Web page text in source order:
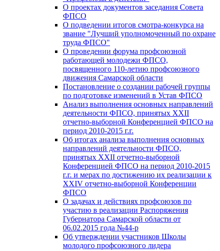
О проектах документов заседания Совета
ФПСО
О подведении итогов смотра-конкурса на
звание "Лучший уполномоченный по охране
труда ФПСО"
О проведении форума профсоюзной
работающей молодежи ФПСО,
посвященного 110-летию профсоюзного
движения Самарской области
Постановление о создании рабочей группы
по подготовке изменений в Устав ФПСО
Анализ выполнения основных направлений
деятельности ФПСО, принятых XXII
отчетно-выборной Конференцией ФПСО на
период 2010-2015 г.г.
Об итогах анализа выполнения основных
направлений деятельности ФПСО,
принятых XXII отчетно-выборной
Конференцией ФПСО на период 2010-2015
г.г. и мерах по достижению их реализации к
XXIV отчетно-выборной Конференции
ФПСО
О задачах и действиях профсоюзов по
участию в реализации Распоряжения
Губернатора Самарской области от
06.02.2015 года №44-р
Об утверждении участников Школы
молодого профсоюзного лидера